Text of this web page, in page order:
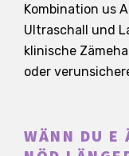
Kombination us
Ultraschall und
klinische
oder
WÄNN DU E